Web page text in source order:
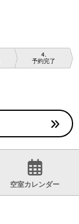
4
予約完了
空室カレンダー